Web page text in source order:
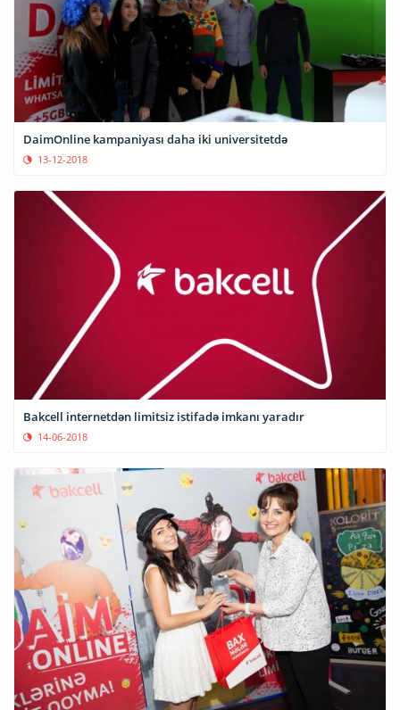
DaimOnline kampaniyası daha iki universitetdə
13-12-2018
Bakcell internetdən limitsiz istifadə imkanı yaradır
14-06-2018